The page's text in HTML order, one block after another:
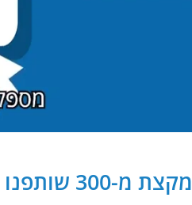
מקצת מ-300 שותפנו העסקיים של PB Digital בישראל ובעולם: